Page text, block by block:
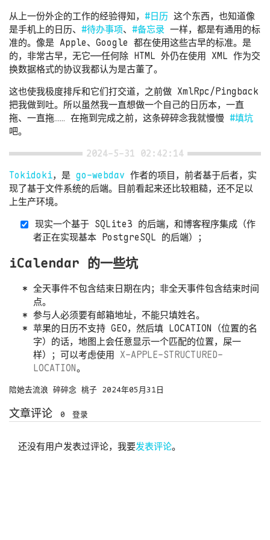
从上一份外企的工作的经验得知， #日历 这个东西，也知道像
是手机上的日历、 #待办事项、 #备忘录 一样，都是有通用的标
准的。像是 Apple、Google 都在使用这些古早的标准。是
的，非常古早，无它——任何除 HTML 外仍在使用 XML 作为交
换数据格式的协议我都认为是古董了。
这也使我极度排斥和它们打交道，之前做 XmlRpc/Pingback
把我做到吐。所以虽然我一直想做一个自己的日历本，一直
拖、一直拖…… 在拖到完成之前，这条碎碎念我就慢慢 #填坑
吧。
2024-5-31 02:42:14
Tokidoki，是 go-webdav 作者的项目，前者基于后者，实
现了基于文件系统的后端。目前看起来还比较粗糙，还不足以
上生产环境。
现实一个基于 SQLite3 的后端，和博客程序集成（作
者正在实现基本 PostgreSQL 的后端）；
iCalendar 的一些坑
全天事件不包含结束日期在内；非全天事件包含结束时间
点。
参与人必须要有邮箱地址，不能只填姓名。
苹果的日历不支持 GEO，然后填 LOCATION（位置的名
字）的话，地图上会任意显示一个匹配的位置，屎一
样）；可以考虑使用 X-APPLE-STRUCTURED-
LOCATION。
陪她去流浪 碎碎念 桃子 2024年05月31日
文章评论 0 登录
还没有用户发表过评论，我要发表评论。